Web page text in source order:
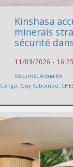
Kinshasa
minerais
sécurité
11/03/2026 - 16:25
Sécurité,Actualité
Congo, Guy Kabombo,